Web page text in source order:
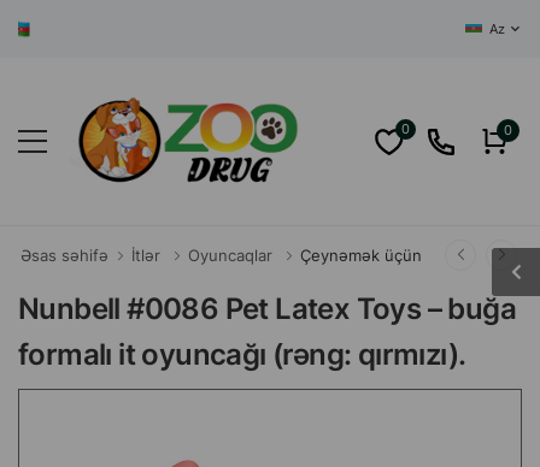
Az
0 0
Əsas səhifə İtlər Oyuncaqlar Çeynəmək üçün
Nunbell #0086 Pet Latex Toys – buğa
formalı it oyuncağı (rəng: qırmızı).